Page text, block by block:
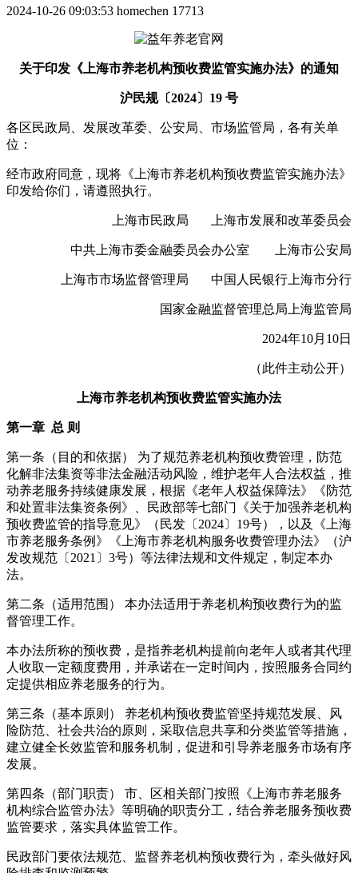
2024-10-26 09:03:53 homechen 17713
关于印发《上海市养老机构预收费监管实施办法》的通知
沪民规〔2024〕19 号
各区民政局、发展改革委、公安局、市场监管局，各有关单
位：
经市政府同意，现将《上海市养老机构预收费监管实施办法》
印发给你们，请遵照执行。
上海市民政局 上海市发展和改革委员会
中共上海市委金融委员会办公室 上海市公安局
上海市市场监督管理局 中国人民银行上海市分行
国家金融监督管理总局上海监管局
2024年10月10日
（此件主动公开）
上海市养老机构预收费监管实施办法
第一章 总 则
第一条（目的和依据） 为了规范养老机构预收费管理，防范
化解非法集资等非法金融活动风险，维护老年人合法权益，推
动养老服务持续健康发展，根据《老年人权益保障法》《防范
和处置非法集资条例》、民政部等七部门《关于加强养老机构
预收费监管的指导意见》（民发〔2024〕19号），以及《上海
市养老服务条例》《上海市养老机构服务收费管理办法》（沪
发改规范〔2021〕3号）等法律法规和文件规定，制定本办
法。
第二条（适用范围） 本办法适用于养老机构预收费行为的监
督管理工作。
本办法所称的预收费，是指养老机构提前向老年人或者其代理
人收取一定额度费用，并承诺在一定时间内，按照服务合同约
定提供相应养老服务的行为。
第三条（基本原则） 养老机构预收费监管坚持规范发展、风
险防范、社会共治的原则，采取信息共享和分类监管等措施，
建立健全长效监管和服务机制，促进和引导养老服务市场有序
发展。
第四条（部门职责） 市、区相关部门按照《上海市养老服务
机构综合监管办法》等明确的职责分工，结合养老服务预收费
监管要求，落实具体监管工作。
民政部门要依法规范、监督养老机构预收费行为，牵头做好风